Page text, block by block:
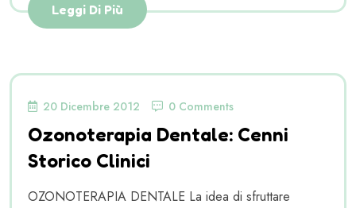
Leggi Di Più
20 Dicembre 2012 0 Comments
Ozonoterapia Dentale: Cenni
Storico Clinici
OZONOTERAPIA DENTALE La idea di sfruttare